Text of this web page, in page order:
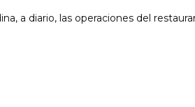
a diario, las operaciones del